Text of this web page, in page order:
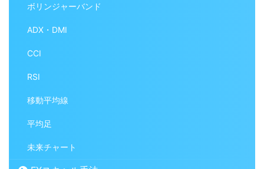
ボリンジャーバンド
ADX・DMI
CCI
RSI
移動平均線
平均足
未来チャート